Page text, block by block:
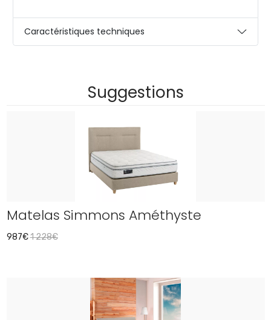
Caractéristiques techniques
Suggestions
Matelas Simmons Améthyste
987€1 228€